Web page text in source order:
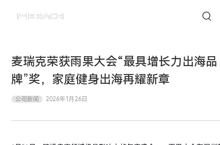
麦瑞克荣获雨果大会“最具增长力出海品
牌”奖，家庭健身出海再耀新章
公司新闻 2026年1月26日